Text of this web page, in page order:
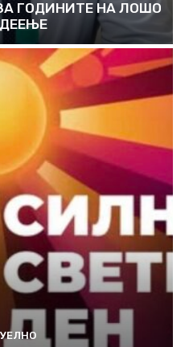
ГОДИНИТЕ НА ЛОШО